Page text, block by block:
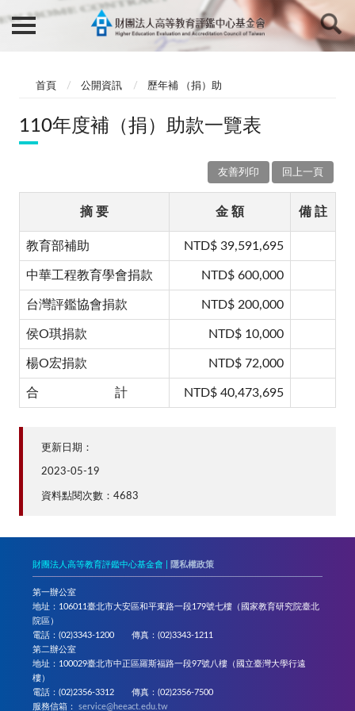
首頁 公開資訊 歷年補 （捐）助
110年度補（捐）助款一覽表
回上一頁
友善列印
摘 要 金 額 備 註
教育部補助 NTD$ 39,591,695
中華工程教育學會捐款 NTD$ 600,000
台灣評鑑協會捐款 NTD$ 200,000
侯O琪捐款 NTD$ 10,000
楊O宏捐款 NTD$ 72,000
合 計 NTD$ 40,473,695
更新日期：
2023-05-19
資料點閱次數：4683
財團法人高等教育評鑑中心基金會 | 隱私權政策
第一辦公室
地址：106011臺北市大安區和平東路一段179號七樓（國家教育研究院臺北
院區）
電話：(02)3343-1200 傳真：(02)3343-1211
第二辦公室
地址：100029臺北市中正區羅斯福路一段97號八樓（國立臺灣大學行遠
樓）
電話：(02)2356-3312 傳真：(02)2356-7500
服務信箱：service@heeact.edu.tw